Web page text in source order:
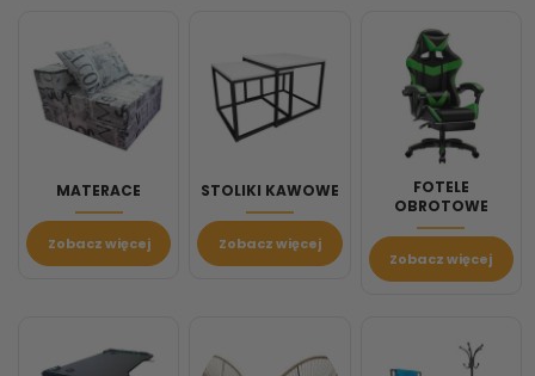
MATERACE
Zobacz więcej
STOLIKI KAWOWE
Zobacz więcej
FOTELE
OBROTOWE
Zobacz więcej